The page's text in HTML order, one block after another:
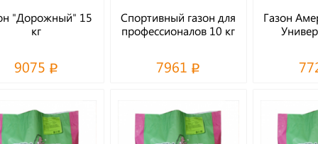
"Дорожный" 15
кг
9075
Спортивный газон для
профессионалов 10 кг
7961
Газон